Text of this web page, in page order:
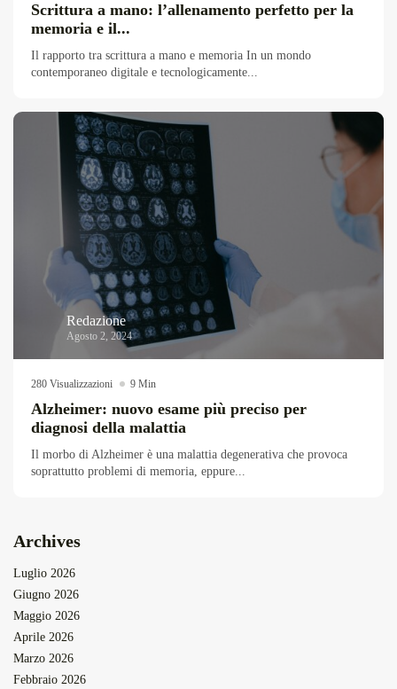
Scrittura a mano: l’allenamento perfetto per la
memoria e il...
Il rapporto tra scrittura a mano e memoria In un mondo
contemporaneo digitale e tecnologicamente...
Redazione
Agosto 2, 2024
280 Visualizzazioni 9 Min
Alzheimer: nuovo esame più preciso per
diagnosi della malattia
Il morbo di Alzheimer è una malattia degenerativa che provoca
soprattutto problemi di memoria, eppure...
Archives
Luglio 2026
Giugno 2026
Maggio 2026
Aprile 2026
Marzo 2026
Febbraio 2026